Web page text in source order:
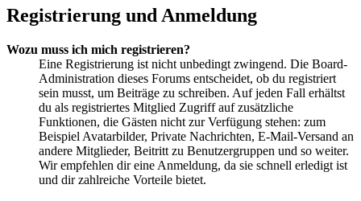
Registrierung und Anmeldung
Wozu muss ich mich registrieren?
Eine Registrierung ist nicht unbedingt zwingend. Die Board-
Administration dieses Forums entscheidet, ob du registriert
sein musst, um Beiträge zu schreiben. Auf jeden Fall erhältst
du als registriertes Mitglied Zugriff auf zusätzliche
Funktionen, die Gästen nicht zur Verfügung stehen: zum
Beispiel Avatarbilder, Private Nachrichten, E-Mail-Versand an
andere Mitglieder, Beitritt zu Benutzergruppen und so weiter.
Wir empfehlen dir eine Anmeldung, da sie schnell erledigt ist
und dir zahlreiche Vorteile bietet.